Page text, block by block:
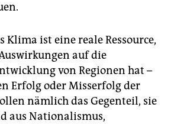
Klima ist eine reale Ressource,
auf die
von Regionen hat –
Erfolg oder Misserfolg der
nämlich das Gegenteil, sie
aus Nationalismus,